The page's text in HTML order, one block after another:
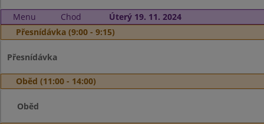
Menu Chod
Úterý 19. 11. 2024
Přesnídávka (9:00 - 9:15)
Přesnídávka
Oběd (11:00 - 14:00)
Oběd